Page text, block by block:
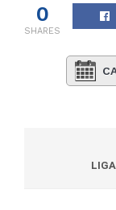
0
SHARES